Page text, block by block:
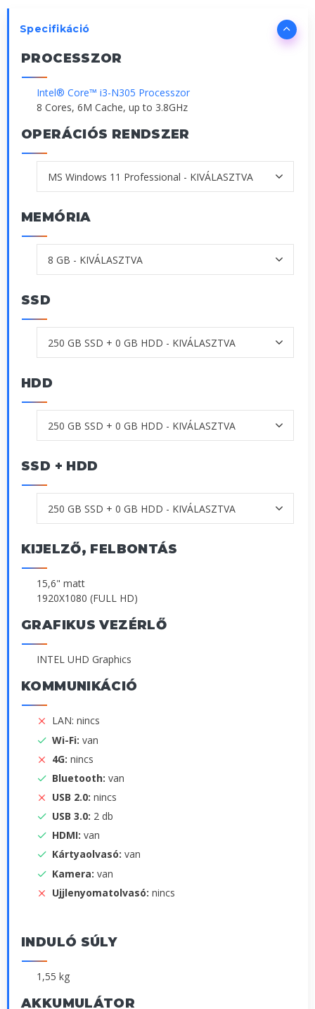
Specifikáció
PROCESSZOR
Intel® Core™ i3-N305 Processzor
8 Cores, 6M Cache, up to 3.8GHz
OPERÁCIÓS RENDSZER
MEMÓRIA
SSD
HDD
SSD + HDD
KIJELZŐ, FELBONTÁS
15,6" matt
1920X1080 (FULL HD)
GRAFIKUS VEZÉRLŐ
INTEL UHD Graphics
KOMMUNIKÁCIÓ
LAN: nincs
Wi-Fi: van
4G: nincs
Bluetooth: van
USB 2.0: nincs
USB 3.0: 2 db
HDMI: van
Kártyaolvasó: van
Kamera: van
Ujjlenyomatolvasó: nincs
INDULÓ SÚLY
1,55 kg
AKKUMULÁTOR